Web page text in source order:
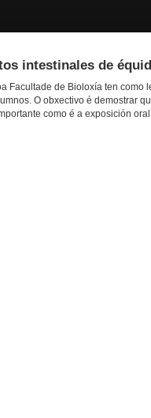
intestinales de
de Bioloxía ten
O obxectivo é demostrar
como é a exposición